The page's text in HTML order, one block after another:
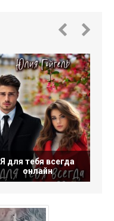
Я для тебя всегда
онлайн